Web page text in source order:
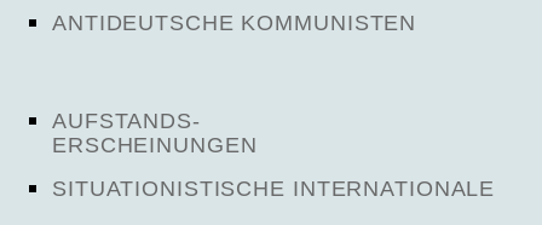
ANTIDEUTSCHE KOMMUNISTEN
AUFSTANDS-
ERSCHEINUNGEN
SITUATIONISTISCHE INTERNATIONALE